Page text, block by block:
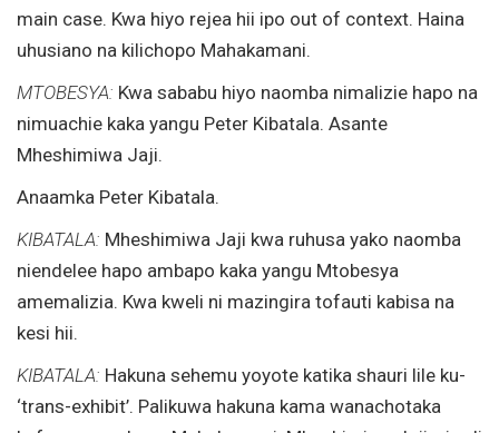
main case. Kwa hiyo rejea hii ipo out of context. Haina
uhusiano na kilichopo Mahakamani.
MTOBESYA: Kwa sababu hiyo naomba nimalizie hapo na
nimuachie kaka yangu Peter Kibatala. Asante
Mheshimiwa Jaji.
Anaamka Peter Kibatala.
KIBATALA: Mheshimiwa Jaji kwa ruhusa yako naomba
niendelee hapo ambapo kaka yangu Mtobesya
amemalizia. Kwa kweli ni mazingira tofauti kabisa na
kesi hii.
KIBATALA: Hakuna sehemu yoyote katika shauri lile ku-
‘trans-exhibit’. Palikuwa hakuna kama wanachotaka